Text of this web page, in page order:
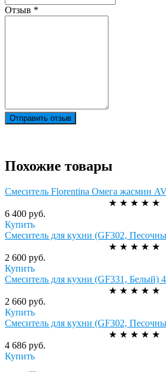
Отзыв *
Отправить отзыв
Похожие товары
Смеситель Florentina Омега жасмин
★ ★ ★ ★ ★
6 400 руб.
Купить
Смеситель для кухни (GF302,
★ ★ ★ ★ ★
2 600 руб.
Купить
Смеситель для кухни (GF331, Белый)
★ ★ ★ ★ ★
2 660 руб.
Купить
Смеситель для кухни (GF302,
★ ★ ★ ★ ★
4 686 руб.
Купить